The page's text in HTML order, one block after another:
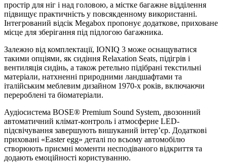
простір для ніг і над головою, а містке багажне відділення
підвищує практичність у повсякденному використанні.
Інтегрований відсік Megabox пропонує додаткове, приховане
місце для зберігання під підлогою багажника.
Залежно від комплектації, IONIQ 3 може оснащуватися
такими опціями, як сидіння Relaxation Seats, підігрів і
вентиляція сидінь, а також ретельно підібрані текстильні
матеріали, натхненні природними ландшафтами та
італійським меблевим дизайном 1970-х років, включаючи
перероблені та біоматеріали.
Аудіосистема BOSE® Premium Sound System, двозонний
автоматичний клімат-контроль і атмосферне LED-
підсвічування завершують вишуканий інтер’єр. Додаткові
приховані «Easter egg» деталі по всьому автомобілю
створюють приємні моменти несподіваного відкриття та
додають емоційності користуванню.